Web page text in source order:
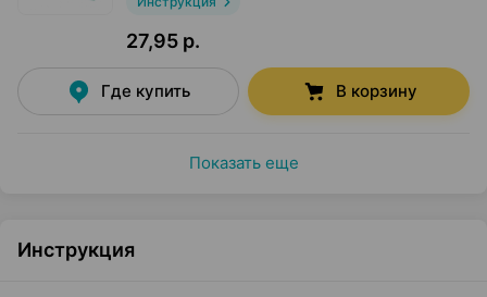
27,95 р.
Где купить В корзину
Показать еще
Инструкция